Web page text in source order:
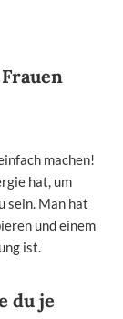
machen!
hat, um
sein. Man hat
und einem
ist.
du je